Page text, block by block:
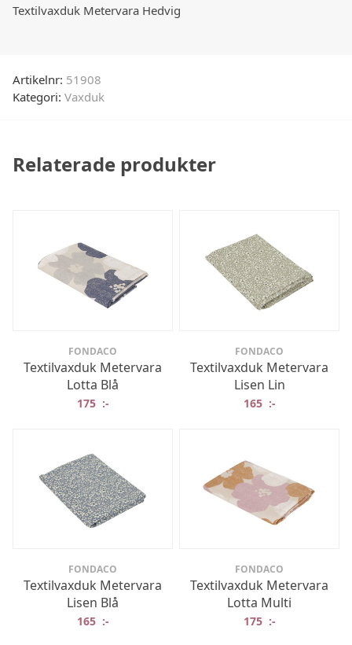
Textilvaxduk Metervara Hedvig
Artikelnr: 51908
Kategori: Vaxduk
Relaterade produkter
FONDACO
Textilvaxduk Metervara
Lotta Blå
175 :-
FONDACO
Textilvaxduk Metervara
Lisen Lin
165 :-
FONDACO
Textilvaxduk Metervara
Lisen Blå
165 :-
FONDACO
Textilvaxduk Metervara
Lotta Multi
175 :-